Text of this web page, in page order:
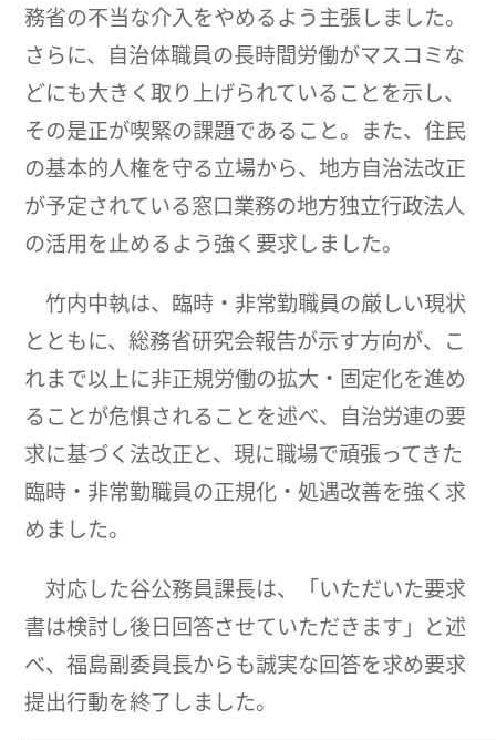
務省の不当な介入をやめるよう主張しました。
さらに、自治体職員の長時間労働がマスコミな
どにも大きく取り上げられていることを示し、
その是正が喫緊の課題であること。また、住民
の基本的人権を守る立場から、地方自治法改正
が予定されている窓口業務の地方独立行政法人
の活用を止めるよう強く要求しました。
竹内中執は、臨時・非常勤職員の厳しい現状
とともに、総務省研究会報告が示す方向が、こ
れまで以上に非正規労働の拡大・固定化を進め
ることが危惧されることを述べ、自治労連の要
求に基づく法改正と、現に職場で頑張ってきた
臨時・非常勤職員の正規化・処遇改善を強く求
めました。
対応した谷公務員課長は、「いただいた要求
書は検討し後日回答させていただきます」と述
べ、福島副委員長からも誠実な回答を求め要求
提出行動を終了しました。